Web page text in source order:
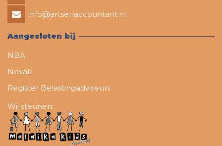
info@artsenaccountant.nl
Aangesloten bij
NBA
Novak
Register Belastingadviseurs
Wij steunen: